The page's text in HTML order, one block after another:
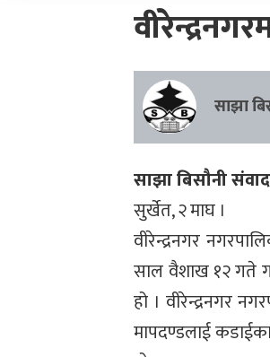
साझा
साझा बिसौनी
सुर्खेत, २ माघ ।
वीरेन्द्रनगर
साल वैशाख १२ गते
हो । वीरेन्द्रनगर
मापदण्डलाई